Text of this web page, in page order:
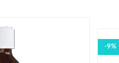
-9%